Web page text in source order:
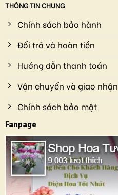
THÔNG TIN CHUNG
Chính sách bảo hành
Đổi trả và hoàn tiền
Hướng dẫn thanh toán
Vận chuyển và giao nhận
Chính sách bảo mật
Fanpage